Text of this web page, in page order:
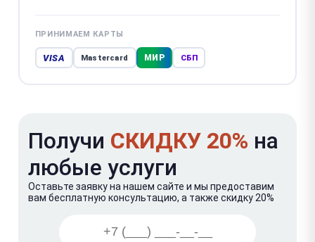
ПРИНИМАЕМ КАРТЫ
VISA Mastercard МИР СБП
Получи СКИДКУ 20% на
любые услуги
Оставьте заявку на нашем сайте и мы предоставим
вам бесплатную консультацию, а также скидку 20%